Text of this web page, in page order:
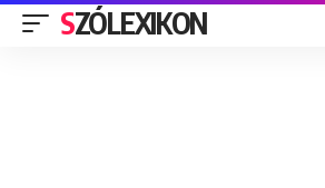
SZÓLEXIKON